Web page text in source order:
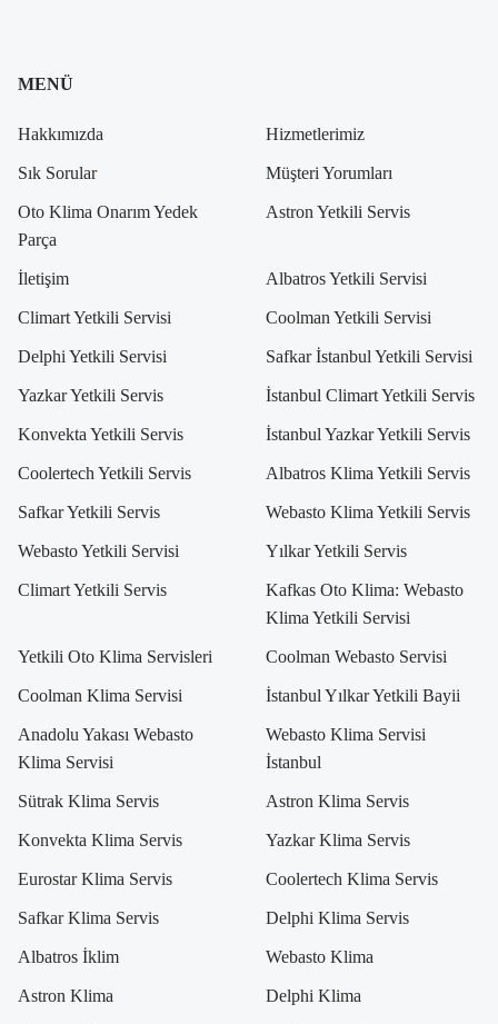
MENÜ
Hakkımızda Hizmetlerimiz
Sık Sorular Müşteri Yorumları
Oto Klima Onarım Yedek
Parça
Astron Yetkili Servis
İletişim Albatros Yetkili Servisi
Climart Yetkili Servisi Coolman Yetkili Servisi
Delphi Yetkili Servisi Safkar İstanbul Yetkili Servisi
Yazkar Yetkili Servis İstanbul Climart Yetkili Servis
Konvekta Yetkili Servis İstanbul Yazkar Yetkili Servis
Coolertech Yetkili Servis Albatros Klima Yetkili Servis
Safkar Yetkili Servis Webasto Klima Yetkili Servis
Webasto Yetkili Servisi Yılkar Yetkili Servis
Climart Yetkili Servis
Kafkas Oto Klima: Webasto
Klima Yetkili Servisi
Yetkili Oto Klima Servisleri Coolman Webasto Servisi
Coolman Klima Servisi İstanbul Yılkar Yetkili Bayii
Anadolu Yakası Webasto
Klima Servisi
Webasto Klima Servisi
İstanbul
Sütrak Klima Servis Astron Klima Servis
Konvekta Klima Servis Yazkar Klima Servis
Eurostar Klima Servis Coolertech Klima Servis
Safkar Klima Servis Delphi Klima Servis
Albatros İklim Webasto Klima
Astron Klima Delphi Klima